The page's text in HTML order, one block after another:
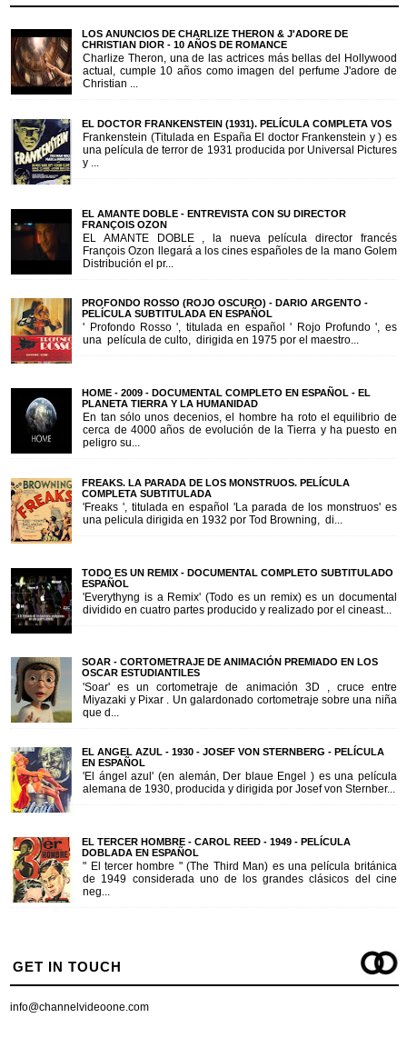
LOS ANUNCIOS DE CHARLIZE THERON & J'ADORE DE
CHRISTIAN DIOR - 10 AÑOS DE ROMANCE
Charlize Theron, una de las actrices más bellas del Hollywood
actual, cumple 10 años como imagen del perfume J'adore de
Christian ...
EL DOCTOR FRANKENSTEIN (1931). PELÍCULA COMPLETA VOS
Frankenstein (Titulada en España El doctor Frankenstein y ) es
una película de terror de 1931 producida por Universal Pictures
y ...
EL AMANTE DOBLE - ENTREVISTA CON SU DIRECTOR
FRANÇOIS OZON
EL AMANTE DOBLE , la nueva película director francés
François Ozon llegará a los cines españoles de la mano Golem
Distribución el pr...
PROFONDO ROSSO (ROJO OSCURO) - DARIO ARGENTO -
PELÍCULA SUBTITULADA EN ESPAÑOL
' Profondo Rosso ', titulada en español ' Rojo Profundo ', es
una película de culto, dirigida en 1975 por el maestro...
HOME - 2009 - DOCUMENTAL COMPLETO EN ESPAÑOL - EL
PLANETA TIERRA Y LA HUMANIDAD
En tan sólo unos decenios, el hombre ha roto el equilibrio de
cerca de 4000 años de evolución de la Tierra y ha puesto en
peligro su...
FREAKS. LA PARADA DE LOS MONSTRUOS. PELÍCULA
COMPLETA SUBTITULADA
'Freaks ', titulada en español 'La parada de los monstruos' es
una pelicula dirigida en 1932 por Tod Browning, di...
TODO ES UN REMIX - DOCUMENTAL COMPLETO SUBTITULADO
ESPAÑOL
'Everythyng is a Remix' (Todo es un remix) es un documental
dividido en cuatro partes producido y realizado por el cineast...
SOAR - CORTOMETRAJE DE ANIMACIÓN PREMIADO EN LOS
OSCAR ESTUDIANTILES
'Soar' es un cortometraje de animación 3D , cruce entre
Miyazaki y Pixar . Un galardonado cortometraje sobre una niña
que d...
EL ANGEL AZUL - 1930 - JOSEF VON STERNBERG - PELÍCULA
EN ESPAÑOL
'El ángel azul' (en alemán, Der blaue Engel ) es una película
alemana de 1930, producida y dirigida por Josef von Sternber...
EL TERCER HOMBRE - CAROL REED - 1949 - PELÍCULA
DOBLADA EN ESPAÑOL
" El tercer hombre " (The Third Man) es una película británica
de 1949 considerada uno de los grandes clásicos del cine
neg...
GET IN TOUCH
info@channelvideoone.com